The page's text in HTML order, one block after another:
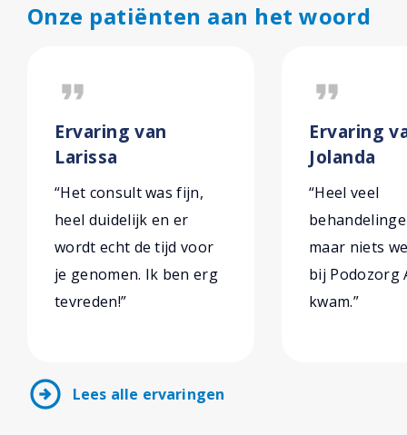
Onze patiënten aan het woord
format_quote
Ervaring van
Larissa
“Het consult was fijn,
heel duidelijk en er
wordt echt de tijd voor
je genomen. Ik ben erg
tevreden!”
format_quote
Ervaring
Jolanda
“Heel veel
maar niets
bij Podozorg
kwam.”
arrow_circle_right Lees alle ervaringen